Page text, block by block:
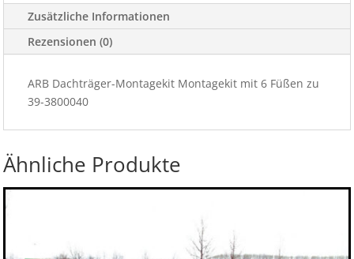
Zusätzliche Informationen
Rezensionen (0)
ARB Dachträger-Montagekit Montagekit mit 6 Füßen zu
39-3800040
Ähnliche Produkte